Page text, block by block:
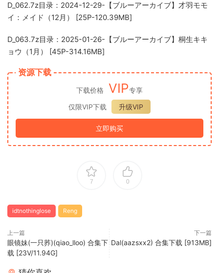
D_062.7z目录：2024-12-29-【ブルーアーカイブ】才羽モモ
イ：メイド（12月） [25P-120.39MB]
D_063.7z目录：2025-01-26-【ブルーアーカイブ】桐生キキ
ョウ（1月） [45P-314.16MB]
资源下载
下载价格 VIP专享
仅限VIP下载
升级VIP
立即购买
7 0
idtnothinglose Reng
上一篇
眼镜妹(一只荞)(qiao_lloo) 合集下
载 [23V/11.94G]
下一篇
Dal(aazsxx2) 合集下载 [913MB]